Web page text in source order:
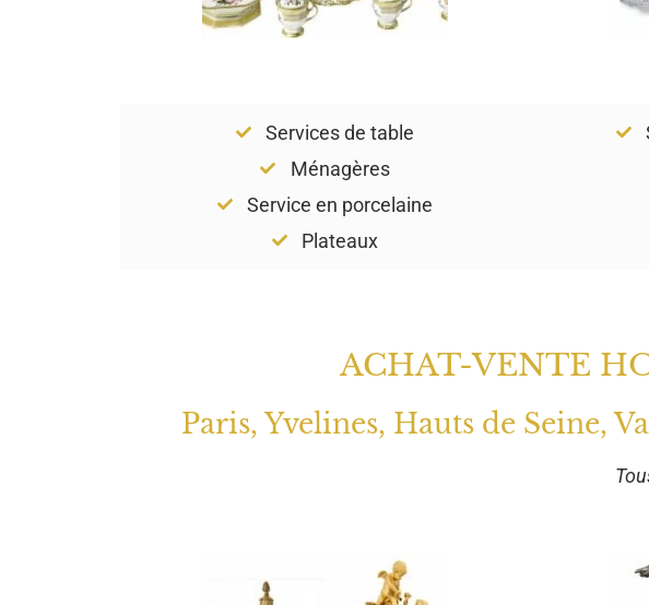
Services de table
Ménagères
Service en porcelaine
Plateaux
ACHAT-VENTE
Paris, Yvelines, Hauts de Seine,